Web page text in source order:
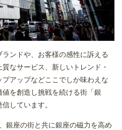
ンドや、お客様の感性に訴える
なサービス、新しいトレンド・
アップなどここでしか味わえな
を創造し挑戦を続ける街「銀
しています。
銀座の街と共に銀座の磁力を高め